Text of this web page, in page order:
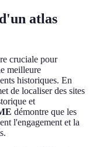
atlas
cruciale pour
meilleure
historiques. En
de localiser des sites
et
démontre que les
l'engagement et la